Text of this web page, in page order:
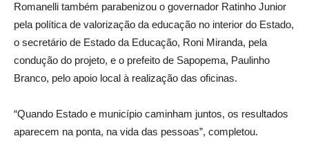
Romanelli também parabenizou o governador Ratinho Junior
pela política de valorização da educação no interior do Estado,
o secretário de Estado da Educação, Roni Miranda, pela
condução do projeto, e o prefeito de Sapopema, Paulinho
Branco, pelo apoio local à realização das oficinas.
“Quando Estado e município caminham juntos, os resultados
aparecem na ponta, na vida das pessoas”, completou.